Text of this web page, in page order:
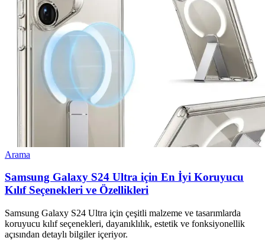
Arama
Samsung Galaxy S24 Ultra için En İyi Koruyucu
Kılıf Seçenekleri ve Özellikleri
Samsung Galaxy S24 Ultra için çeşitli malzeme ve tasarımlarda
koruyucu kılıf seçenekleri, dayanıklılık, estetik ve fonksiyonellik
açısından detaylı bilgiler içeriyor.